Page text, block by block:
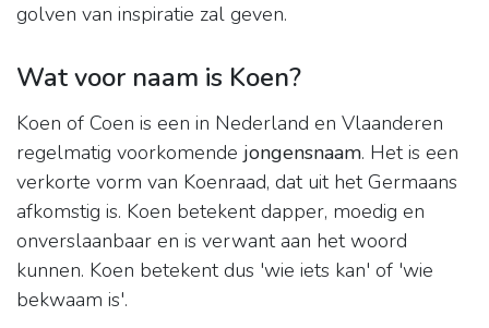
golven van inspiratie zal geven.
Wat voor naam is Koen?
Koen of Coen is een in Nederland en Vlaanderen
regelmatig voorkomende jongensnaam. Het is een
verkorte vorm van Koenraad, dat uit het Germaans
afkomstig is. Koen betekent dapper, moedig en
onverslaanbaar en is verwant aan het woord
kunnen. Koen betekent dus 'wie iets kan' of 'wie
bekwaam is'.